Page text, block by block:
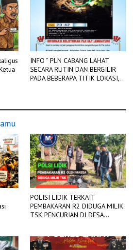
INFO ” PLN CABANG LAHAT
SECARA RUTIN DAN BERGILIR
PADA BEBERAPA TITIK LOKASI,
POLISI LIDIK TERKAIT
PEMBAKARAN R2 DIDUGA MILIK
TSK PENCURIAN DI DESA